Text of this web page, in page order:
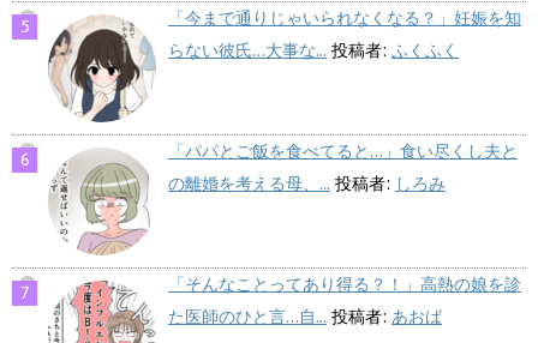
「今まで通りじゃいられなくなる？」妊娠を知
らない彼氏…大事な... 投稿者: ふくふく
「パパとご飯を食べてると…」食い尽くし夫と
の離婚を考える母、... 投稿者: しろみ
「そんなことってあり得る？！」高熱の娘を診
た医師のひと言…自... 投稿者: あおば